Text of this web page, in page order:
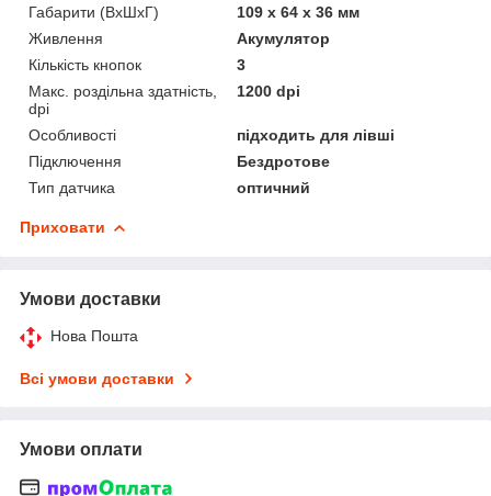
Габарити (ВхШхГ)
109 х 64 х 36 мм
Живлення
Акумулятор
Кількість кнопок
3
Макс. роздільна здатність,
dpi
1200 dpi
Особливості
підходить для лівші
Підключення
Бездротове
Тип датчика
оптичний
Приховати
Умови доставки
Нова Пошта
Всі умови доставки
Умови оплати